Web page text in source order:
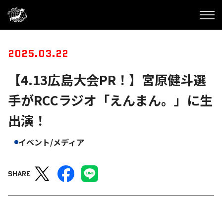
2025.03.22
【4.13広島大会PR！】宮原健斗選
手がRCCラジオ「えんまん。」に生
出演！
イベント/メディア
SHARE